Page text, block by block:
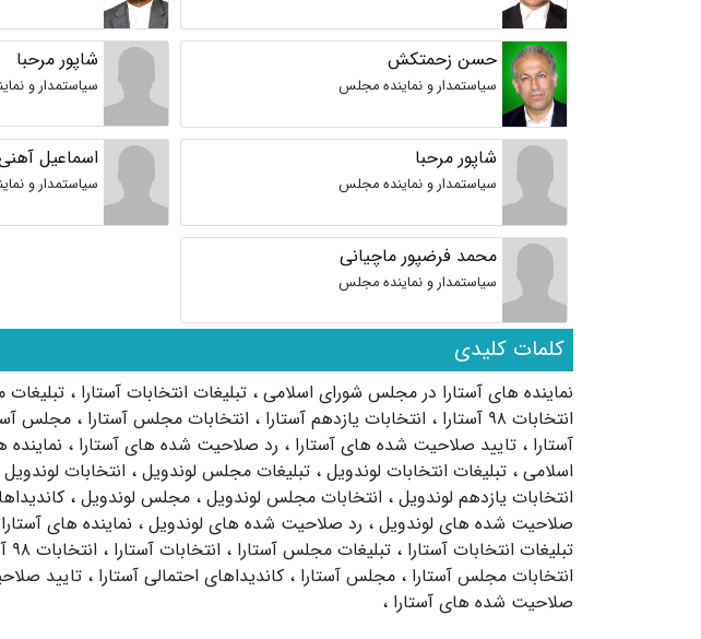
حسن زحمتکش
سیاستمدار و نماینده مجلس
شاپور مرحبا
سیاستمدار و
شاپور مرحبا
سیاستمدار و نماینده مجلس
اسماعیل
سیاستمدار و
محمد فرضپور ماچیانی
سیاستمدار و نماینده مجلس
کلمات کلیدی
نماینده های آستارا در مجلس شورای اسلامی ، تبلیغات انتخابات آستارا ،
انتخابات ۹۸ آستارا
، انتخابات یازدهم آستارا ، انتخابات مجلس آستارا ، مجلس
آستارا ، تایید صلاحیت شده های آستارا ، رد صلاحیت شده های آستارا ،
اسلامی ، تبلیغات انتخابات لوندویل ، تبلیغات مجلس لوندویل ، انتخابات لوندویل
انتخابات یازدهم لوندویل ، انتخابات مجلس لوندویل ، مجلس لوندویل ،
صلاحیت شده های لوندویل ، رد صلاحیت شده های لوندویل ، نماینده های
تبلیغات انتخابات آستارا ، تبلیغات مجلس آستارا ، انتخابات آستارا ، انتخابات ۹۸ آستارا
انتخابات مجلس آستارا ، مجلس آستارا ، کاندیداهای احتمالی آستارا ، تایید
صلاحیت شده های آستارا ،